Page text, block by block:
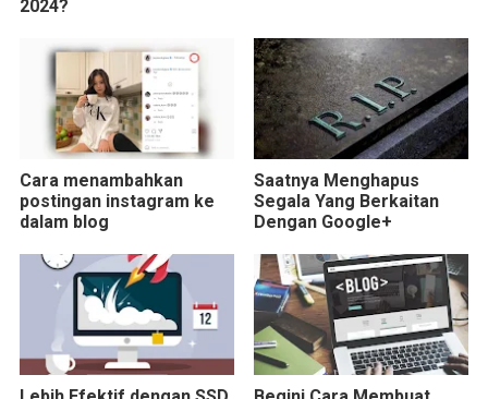
2024?
Cara menambahkan
postingan instagram ke
dalam blog
Saatnya Menghapus
Segala Yang Berkaitan
Dengan Google+